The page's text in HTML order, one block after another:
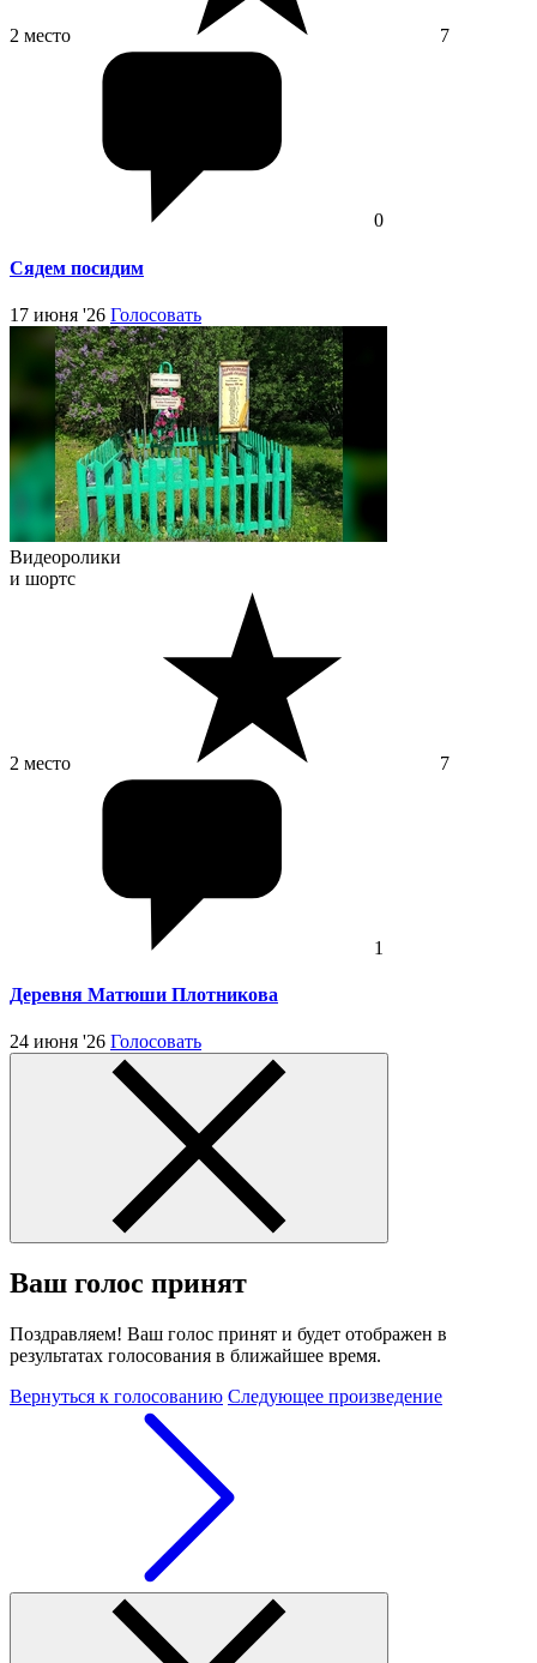
2 место 7
0
Сядем посидим
17 июня '26 Голосовать
Видеоролики
и шортс
2 место 7
1
Деревня Матюши Плотникова
24 июня '26 Голосовать
Ваш голос принят
Поздравляем! Ваш голос принят и будет отображен в
результатах голосования в ближайшее время.
Вернуться к голосованию Следующее произведение